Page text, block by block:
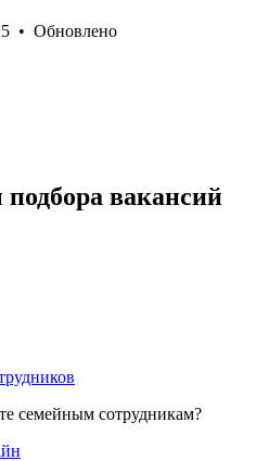
• Обновлено
вакансий
семейным сотрудникам?